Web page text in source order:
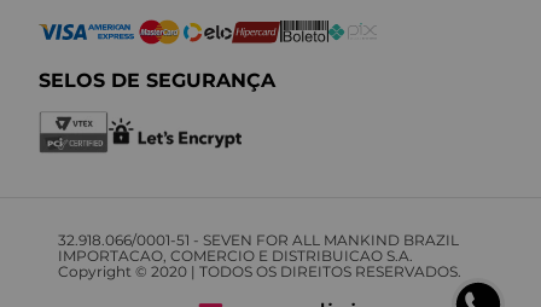
SELOS DE SEGURANÇA
32.918.066/0001-51 - SEVEN FOR ALL MANKIND BRAZIL
IMPORTACAO, COMERCIO E DISTRIBUICAO S.A.
Copyright © 2020 | TODOS OS DIREITOS RESERVADOS.